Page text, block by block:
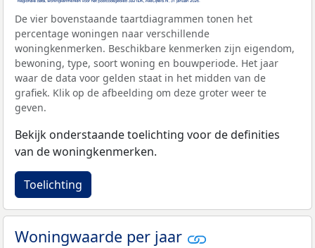
De vier bovenstaande taartdiagrammen tonen het
percentage woningen naar verschillende
woningkenmerken. Beschikbare kenmerken zijn eigendom,
bewoning, type, soort woning en bouwperiode. Het jaar
waar de data voor gelden staat in het midden van de
grafiek. Klik op de afbeelding om deze groter weer te
geven.
Bekijk onderstaande toelichting voor de definities
van de woningkenmerken.
Toelichting
Woningwaarde per jaar